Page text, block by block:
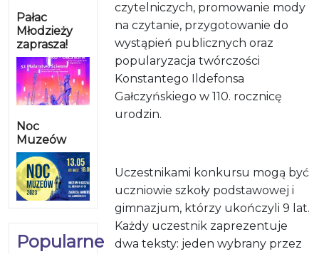
Pałac
Młodzieży
zaprasza!
Noc
Muzeów
Popularne
czytelniczych, promowanie mody
na czytanie, przygotowanie do
wystąpień publicznych oraz
popularyzacja twórczości
Konstantego Ildefonsa
Gałczyńskiego w 110. rocznicę
urodzin.
Uczestnikami konkursu mogą być
uczniowie szkoły podstawowej i
gimnazjum, którzy ukończyli 9 lat.
Każdy uczestnik zaprezentuje
dwa teksty: jeden wybrany przez